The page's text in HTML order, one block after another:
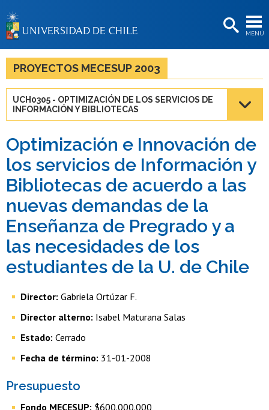
MENÚ
BIBLIOTECAS
LA UNIVERSIDAD
Estudiantes
Funcionarias/os
Egresadas/os
PROYECTOS MECESUP 2003
UCH0305 - OPTIMIZACIÓN DE LOS SERVICIOS DE
INFORMACIÓN Y BIBLIOTECAS
Optimización e Innovación de
los servicios de Información y
Bibliotecas de acuerdo a las
nuevas demandas de la
Enseñanza de Pregrado y a
las necesidades de los
estudiantes de la U. de Chile
Director: Gabriela Ortúzar F.
Director alterno: Isabel Maturana Salas
Estado: Cerrado
Fecha de término: 31-01-2008
Presupuesto
Fondo MECESUP: $600.000.000